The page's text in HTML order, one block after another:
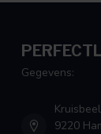
Gegevens:
9220